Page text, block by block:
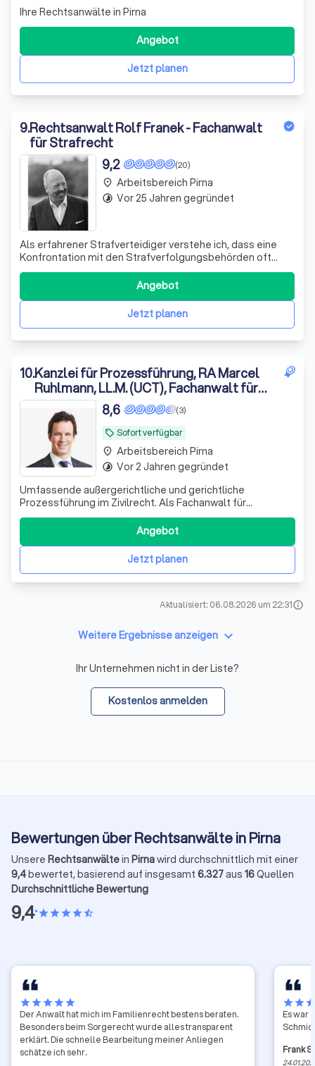
Ihre Rechtsanwälte in Pirna
Jetzt planen
Angebot
9.Rechtsanwalt Rolf Franek - Fachanwalt
für Strafrecht
(20)
9,2
Als erfahrener Strafverteidiger verstehe ich, dass eine
Konfrontation mit den Strafverfolgungsbehörden oft
plötzlich und unerwartet kommt. In solchen Situationen ist
es wichtig, schnell zu handeln und einen kompetenten
Rechtsbeistand zu suchen. Ich biete Ihnen eine
umfassende und professionelle Vert
Jetzt planen
Angebot
place Arbeitsbereich Pirna
timelapse Vor 25 Jahren gegründet
10.Kanzlei für Prozessführung, RA Marcel
Ruhlmann, LL.M. (UCT), Fachanwalt für
Steuerrecht
local_offer Sofort verfügbar
(3)
8,6
Umfassende außergerichtliche und gerichtliche
Prozessführung im Zivilrecht. Als Fachanwalt für
Steuerrecht spezialisierte Abwehrberatung gegenüber
der Finanzverwaltung, insbesondere in Betriebsprüfungen,
Einspruchs- und finanzgerichtlichen Verfahren. Zudem
Verteidigung in Wirtschaftsstrafsachen mi
Jetzt planen
Angebot
place Arbeitsbereich Pirna
timelapse Vor 2 Jahren gegründet
Aktualisiert: 06.08.2026 um 22:31info
Weitere Ergebnisse anzeigen keyboard_arrow_down
Ihr Unternehmen nicht in der Liste?
Kostenlos anmelden
Bewertungen über Rechtsanwälte in Pirna
Unsere Rechtsanwältein Pirnawird durchschnittlich mit einer
9,4bewertet, basierend auf insgesamt 6.327aus 16Quellen
Durchschnittliche Bewertung
9,4•starstarstarstarstar_half
starstarstarstarstar
Der Anwalt hat mich im Familienrecht bestens beraten.
Besonders beim Sorgerecht wurde alles transparent
erklärt. Die schnelle Bearbeitung meiner Anliegen
schätze ich sehr.
starstar
Es war
Frank